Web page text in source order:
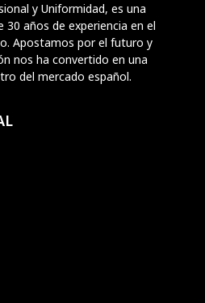
y Uniformidad, es una
años de experiencia en el
Apostamos por el futuro y
nos ha convertido en una
del mercado español.